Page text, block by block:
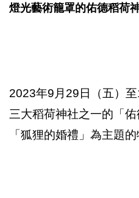
燈光藝術籠罩的佑德稻荷神
2023年9月29日（五）
三大稻荷神社之一的「
「狐狸的婚禮」為主題的